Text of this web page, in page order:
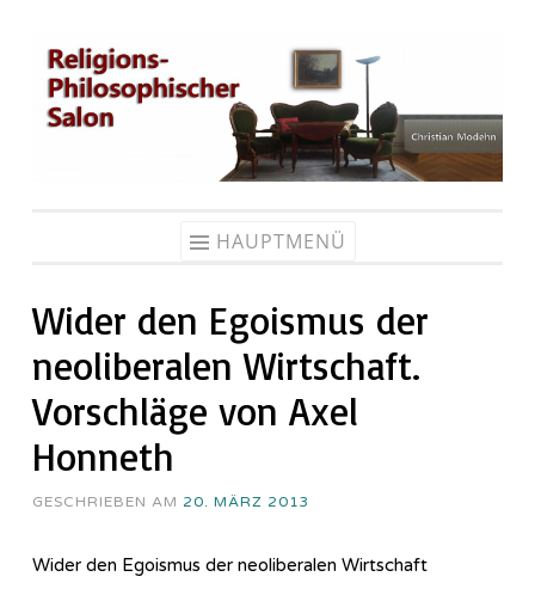
Zum
Inhalt
springen
HAUPTMENÜ
Wider den Egoismus der
neoliberalen Wirtschaft.
Vorschläge von Axel
Honneth
GESCHRIEBEN AM 20. MÄRZ 2013
Wider den Egoismus der neoliberalen Wirtschaft